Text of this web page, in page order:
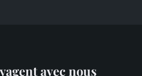
avec nous